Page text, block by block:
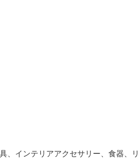
、インテリアアクセサリー、食器、